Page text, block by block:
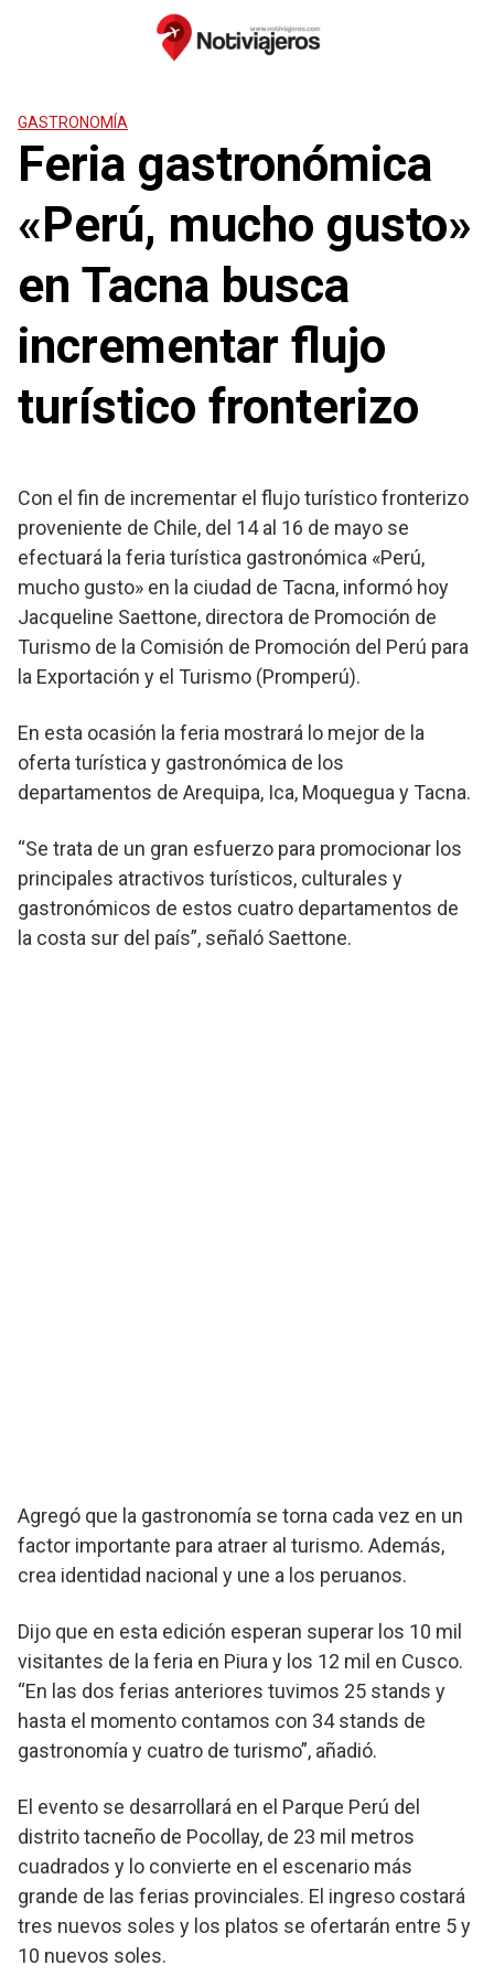
GASTRONOMÍA
Feria gastronómica
«Perú, mucho gusto»
en Tacna busca
incrementar flujo
turístico fronterizo
Con el fin de incrementar el flujo turístico fronterizo
proveniente de Chile, del 14 al 16 de mayo se
efectuará la feria turística gastronómica «Perú,
mucho gusto» en la ciudad de Tacna, informó hoy
Jacqueline Saettone, directora de Promoción de
Turismo de la Comisión de Promoción del Perú para
la Exportación y el Turismo (Promperú).
En esta ocasión la feria mostrará lo mejor de la
oferta turística y gastronómica de los
departamentos de Arequipa, Ica, Moquegua y Tacna.
“Se trata de un gran esfuerzo para promocionar los
principales atractivos turísticos, culturales y
gastronómicos de estos cuatro departamentos de
la costa sur del país”, señaló Saettone.
Agregó que la gastronomía se torna cada vez en un
factor importante para atraer al turismo. Además,
crea identidad nacional y une a los peruanos.
Dijo que en esta edición esperan superar los 10 mil
visitantes de la feria en Piura y los 12 mil en Cusco.
“En las dos ferias anteriores tuvimos 25 stands y
hasta el momento contamos con 34 stands de
gastronomía y cuatro de turismo”, añadió.
El evento se desarrollará en el Parque Perú del
distrito tacneño de Pocollay, de 23 mil metros
cuadrados y lo convierte en el escenario más
grande de las ferias provinciales. El ingreso costará
tres nuevos soles y los platos se ofertarán entre 5 y
10 nuevos soles.